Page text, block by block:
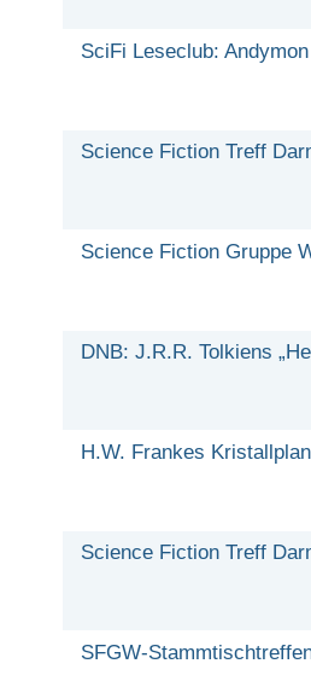
SciFi Leseclub:
Science Fiction Treff
Science Fiction Gruppe
DNB: J.R.R. Tolkiens
H.W. Frankes
Science Fiction Treff
SFGW-